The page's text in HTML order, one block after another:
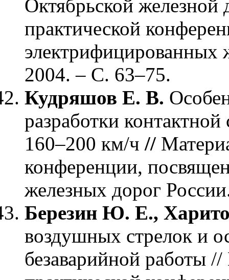
Октябрьской
практической
2004. – С. 63–75.
Кудряшов Е. В.
разработки
160–200 км/ч //
конференции,
железных дорог
Березин Ю. Е.,
воздушных стрелок и
безаварийной работы